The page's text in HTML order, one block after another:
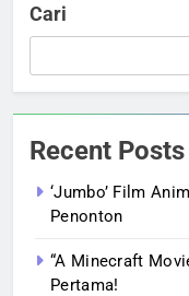
Cari
Recent Posts
‘Jumbo’ Film
Penonton
“A Minecraft
Pertama!